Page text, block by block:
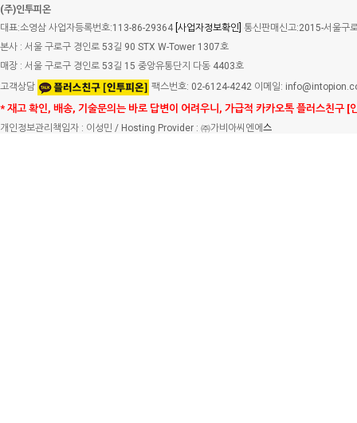
(주)인투피온
대표:소영삼 사업자등록번호:113-86-29364 [사업자정보확인] 통신판매신고:2015-서울구
본사 : 서울 구로구 경인로 53길 90 STX W-Tower 1307호
매장 : 서울 구로구 경인로 53길 15 중앙유통단지 다동 4403호
고객상담
팩스번호: 02-6124-4242 이메일:
* 재고 확인, 배송, 기술문의는 바로 답변이 어려우니, 가급적 카카오톡 플러스친구 [
개인정보관리책임자 : 이성민 / Hosting Provider : ㈜가비아씨엔에 스